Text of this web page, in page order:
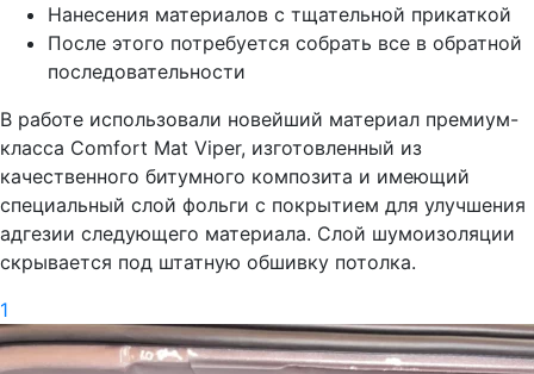
Нанесения материалов с тщательной прикаткой
После этого потребуется собрать все в обратной
последовательности
В работе использовали новейший материал премиум-
класса Comfort Mat Viper, изготовленный из
качественного битумного композита и имеющий
специальный слой фольги с покрытием для улучшения
адгезии следующего материала. Слой шумоизоляции
скрывается под штатную обшивку потолка.
1